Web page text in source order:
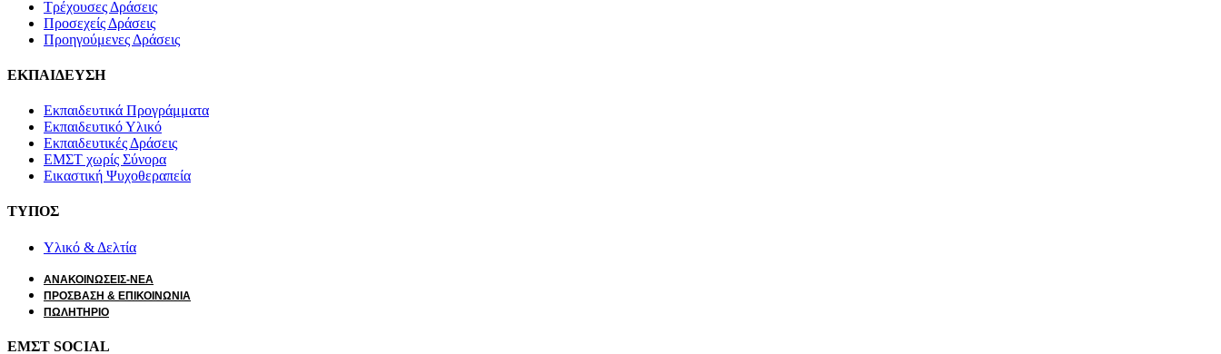
Τρέχουσες Δράσεις
Προσεχείς Δράσεις
Προηγούμενες Δράσεις
ΕΚΠΑΙΔΕΥΣΗ
Εκπαιδευτικά Προγράμματα
Εκπαιδευτικό Υλικό
Εκπαιδευτικές Δράσεις
ΕΜΣΤ χωρίς Σύνορα
Εικαστική Ψυχοθεραπεία
ΤΥΠΟΣ
Υλικό & Δελτία
ΑΝΑΚΟΙΝΩΣΕΙΣ-ΝΕΑ
ΠΡΟΣΒΑΣΗ & ΕΠΙΚΟΙΝΩΝΙΑ
ΠΩΛΗΤΗΡΙΟ
ΕΜΣΤ SOCIAL